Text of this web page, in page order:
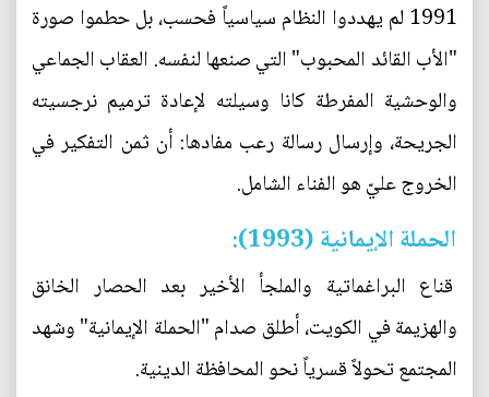
1991 لم يهددوا النظام سياسياً فحسب، بل حطموا صورة
"الأب القائد المحبوب" التي صنعها لنفسه. العقاب الجماعي
والوحشية المفرطة كانا وسيلته لإعادة ترميم نرجسيته
الجريحة، وإرسال رسالة رعب مفادها: أن ثمن التفكير في
الخروج عليّ هو الفناء الشامل.
الحملة الإيمانية (1993):
قناع البراغماتية والملجأ الأخير بعد الحصار الخانق
والهزيمة في الكويت، أطلق صدام "الحملة الإيمانية" وشهد
المجتمع تحولاً قسرياً نحو المحافظة الدينية.